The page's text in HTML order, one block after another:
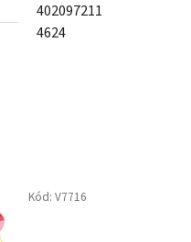
402097211
4624
Kód: V7716